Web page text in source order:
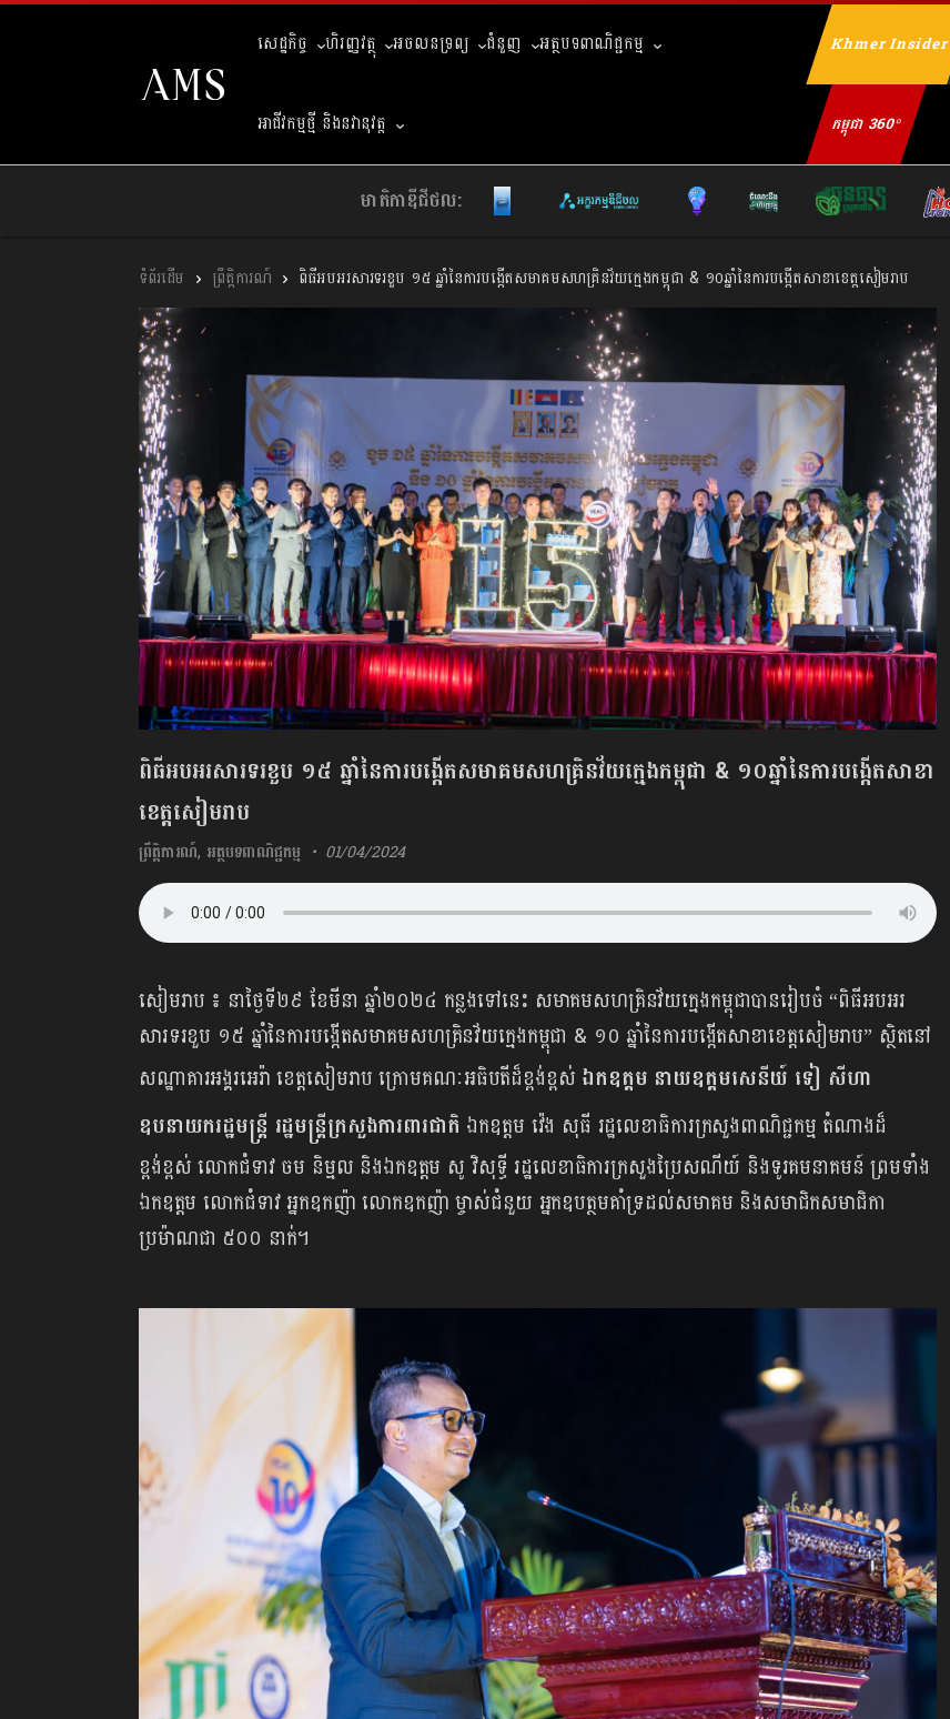
សេដ្ឋកិច្ច ហិរញ្ញវត្ថុ អចលនទ្រព្យ ជំនួញ អត្ថបទពាណិជ្ជកម្ម
អាជីវកម្មថ្មី និងនវានុវត្ត
Khmer Insider
កម្ពុជា 360°
មាតិកាឌីជីថល:
ព្រឹត្តិការណ៍ ពិធីអបអរសារទរខួប ១៥ ឆ្នាំនៃការបង្កើតសមាគមសហគ្រិនវ័យក្មេងកម្ពុជា & ១០ឆ្នាំនៃការបង្កើតសាខាខេត្តសៀមរាប
ពិធីអបអរសារទរខួប ១៥ ឆ្នាំនៃការបង្កើតសមាគមសហគ្រិនវ័យក្មេងកម្ពុជា & ១០ឆ្នាំនៃការបង្កើតសាខា
ខេត្តសៀមរាប
ព្រឹត្តិការណ៍, អត្ថបទពាណិជ្ជកម្ម 01/04/2024
សៀមរាប ៖ នាថ្ងៃទី២៩ ខែមីនា ឆ្នាំ២០២៤ កន្លងទៅនេះ សមាគមសហគ្រិនវ័យក្មេងកម្ពុជាបានរៀបចំ “ពិធីអបអរ
សារទរខួប ១៥ ឆ្នាំនៃការបង្កើតសមាគមសហគ្រិនវ័យក្មេងកម្ពុជា & ១០ ឆ្នាំនៃការបង្កើតសាខាខេត្តសៀមរាប” ស្ថិតនៅ
សណ្ឋាគារអង្គរអេរ៉ា ខេត្តសៀមរាប ក្រោមគណៈអធិបតីដ៏ខ្ពង់ខ្ពស់ ឯកឧត្ដម នាយឧត្តមសេនីយ៍ ទៀ សីហា
ឧបនាយករដ្ឋមន្ត្រី រដ្ឋមន្ត្រីក្រសួងការពារជាតិ ឯកឧត្តម វ៉េង សុធី រដ្ឋលេខាធិការក្រសួងពាណិជ្ជកម្ម តំណាងដ៏
ខ្ពង់ខ្ពស់ លោកជំទាវ ចម និម្មល និងឯកឧត្តម សូ វិសុទ្ធី រដ្ឋលេខាធិការក្រសួងប្រៃសណីយ៍ និងទូរគមនាគមន៍ ព្រមទាំង
ឯកឧត្តម លោកជំទាវ អ្នកឧកញ៉ា លោកឧកញ៉ា ម្ចាស់ជំនួយ អ្នកឧបត្ថមគាំទ្រដល់សមាគម និងសមាជិកសមាជិកា
ប្រម៉ាណជា ៥០០ នាក់។